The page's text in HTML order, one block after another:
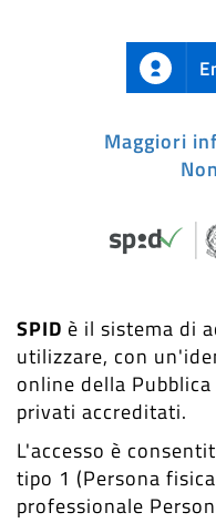
Maggiori
SPID è il sistema di
utilizzare, con
online della
privati accreditati.
L'accesso è
tipo 1 (Persona
professionale